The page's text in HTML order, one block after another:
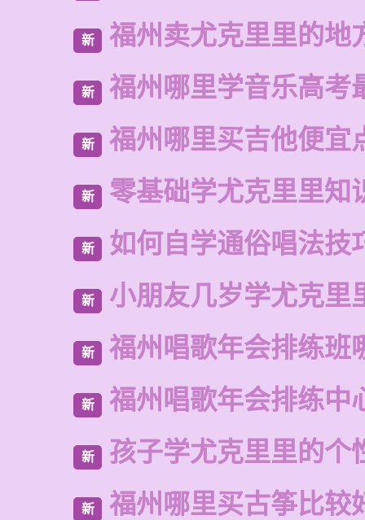
新 福州卖尤克里里的地
新 福州哪里学音乐高考
新 福州哪里买吉他便宜
新 零基础学尤克里里知
新 如何自学通俗唱法技
新 小朋友几岁学尤克里
新 福州唱歌年会排练班
新 福州唱歌年会排练中
新 孩子学尤克里里的个
新 福州哪里买古筝比较